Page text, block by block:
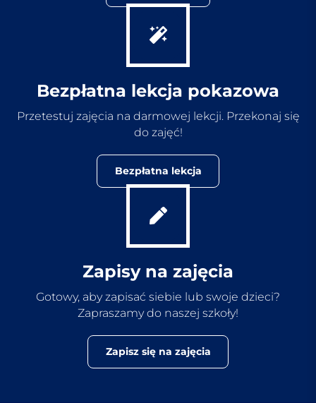
Bezpłatna lekcja pokazowa
Przetestuj zajęcia na darmowej lekcji. Przekonaj się
do zajęć!
Bezpłatna lekcja
Zapisy na zajęcia
Gotowy, aby zapisać siebie lub swoje dzieci?
Zapraszamy do naszej szkoły!
Zapisz się na zajęcia